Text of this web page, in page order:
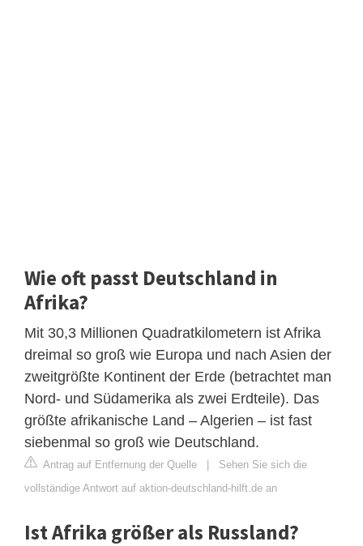
Wie oft passt Deutschland in
Afrika?
Mit 30,3 Millionen Quadratkilometern ist Afrika
dreimal so groß wie Europa und nach Asien der
zweitgrößte Kontinent der Erde (betrachtet man
Nord- und Südamerika als zwei Erdteile). Das
größte afrikanische Land – Algerien – ist fast
siebenmal so groß wie Deutschland.
Antrag auf Entfernung der Quelle | Sehen Sie sich die
vollständige Antwort auf aktion-deutschland-hilft.de an
Ist Afrika größer als Russland?